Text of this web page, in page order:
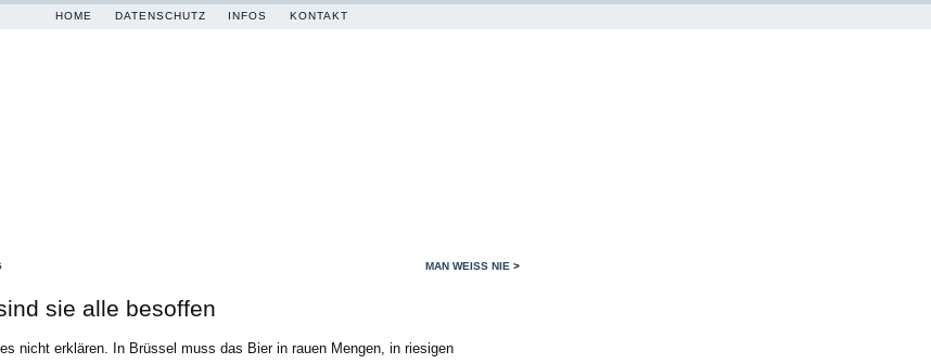
HOME DATENSCHUTZ INFOS KONTAKT
MAN WEISS NIE >
sie alle besoffen
nicht erklären. In Brüssel muss das Bier in rauen Mengen, in riesigen